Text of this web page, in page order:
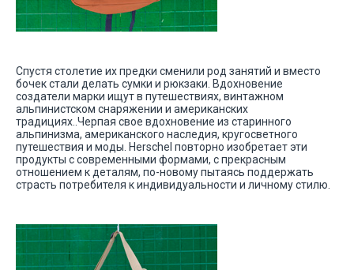
Спустя столетие их предки сменили род занятий и вместо
бочек стали делать сумки и рюкзаки. Вдохновение
создатели марки ищут в путешествиях, винтажном
альпинистском снаряжении и американских
традициях..Черпая свое вдохновение из старинного
альпинизма, американского наследия, кругосветного
путешествия и моды. Herschel повторно изобретает эти
продукты с современными формами, с прекрасным
отношением к деталям, по-новому пытаясь поддержать
страсть потребителя к индивидуальности и личному стилю.